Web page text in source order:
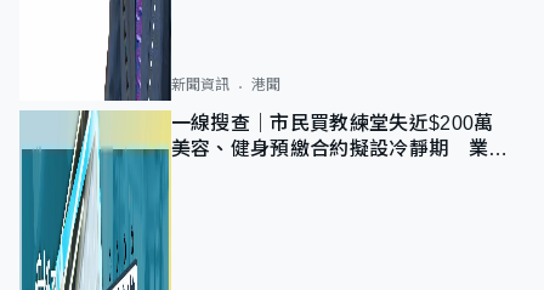
新聞資訊 港聞
一線搜查｜市民買教練堂失近$200萬
美容、健身預繳合約擬設冷靜期 業界